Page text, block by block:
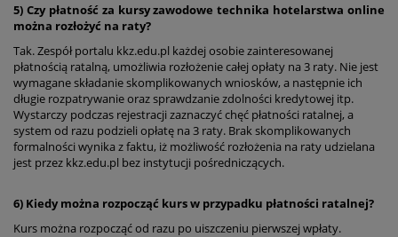
5) Czy płatność za kursy zawodowe technika hotelarstwa online
można rozłożyć na raty?
Tak. Zespół portalu kkz.edu.pl każdej osobie zainteresowanej
płatnością ratalną, umożliwia rozłożenie całej opłaty na 3 raty. Nie jest
wymagane składanie skomplikowanych wniosków, a następnie ich
długie rozpatrywanie oraz sprawdzanie zdolności kredytowej itp.
Wystarczy podczas rejestracji zaznaczyć chęć płatności ratalnej, a
system od razu podzieli opłatę na 3 raty. Brak skomplikowanych
formalności wynika z faktu, iż możliwość rozłożenia na raty udzielana
jest przez kkz.edu.pl bez instytucji pośredniczących.
6) Kiedy można rozpocząć kurs w przypadku płatności ratalnej?
Kurs można rozpocząć od razu po uiszczeniu pierwszej wpłaty.